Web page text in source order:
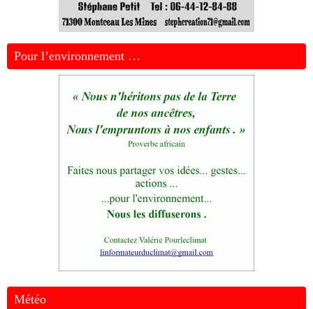
Pour l’environnement …
Météo